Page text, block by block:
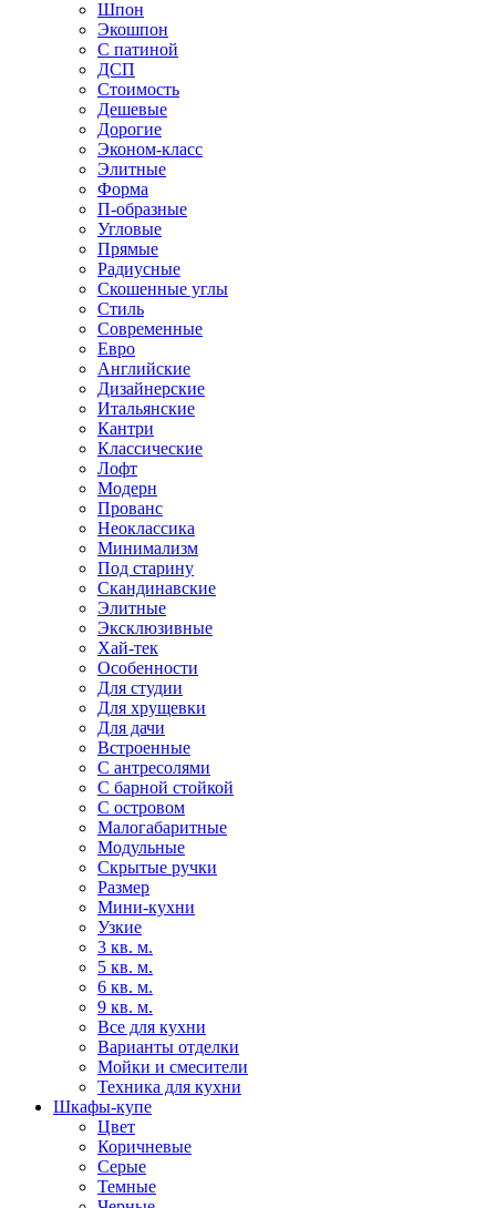
Шпон
Экошпон
С патиной
ДСП
Стоимость
Дешевые
Дорогие
Эконом-класс
Элитные
Форма
П-образные
Угловые
Прямые
Радиусные
Скошенные углы
Стиль
Современные
Евро
Английские
Дизайнерские
Итальянские
Кантри
Классические
Лофт
Модерн
Прованс
Неоклассика
Минимализм
Под старину
Скандинавские
Элитные
Эксклюзивные
Хай-тек
Особенности
Для студии
Для хрущевки
Для дачи
Встроенные
С антресолями
С барной стойкой
С островом
Малогабаритные
Модульные
Скрытые ручки
Размер
Мини-кухни
Узкие
3 кв. м.
5 кв. м.
6 кв. м.
9 кв. м.
Все для кухни
Варианты отделки
Мойки и смесители
Техника для кухни
Шкафы-купе
Цвет
Коричневые
Серые
Темные